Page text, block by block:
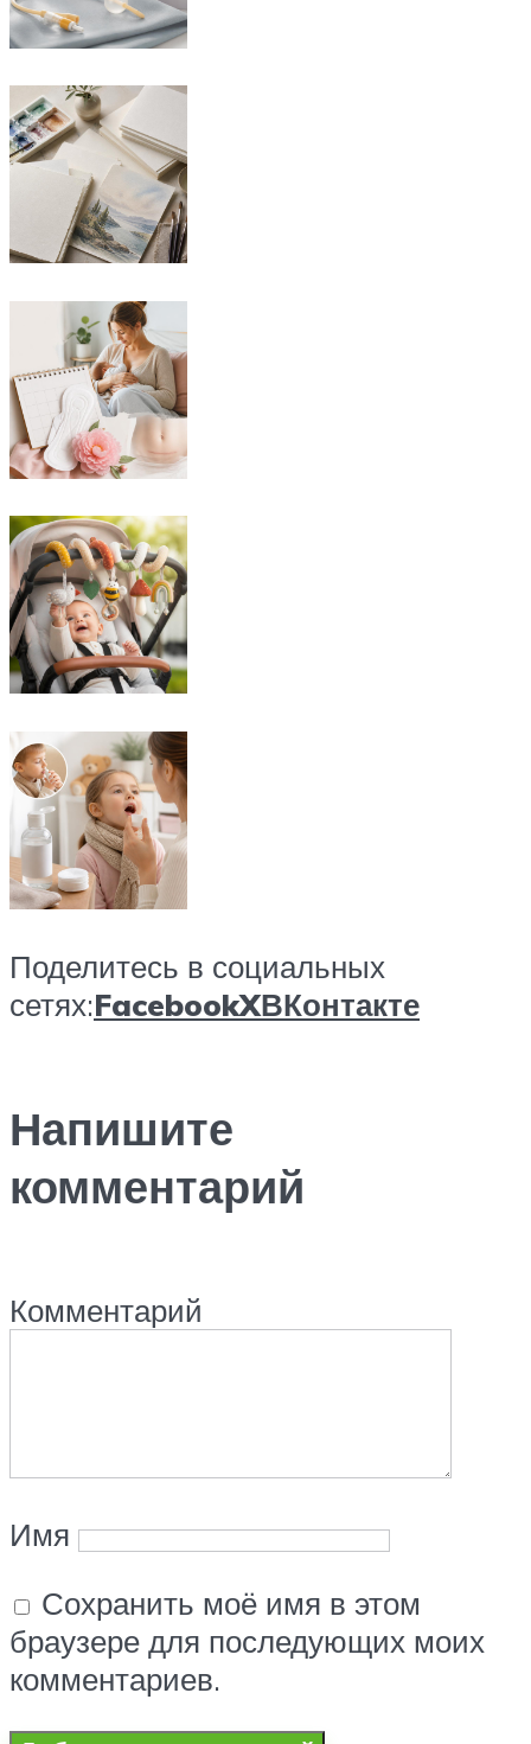
Поделитесь в социальных
сетях:FacebookXВКонтакте
Напишите
комментарий
Комментарий
Имя
Сохранить моё имя в этом
браузере для последующих моих
комментариев.